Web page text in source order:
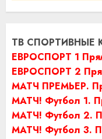
ТВ СПОРТИВНЫЕ
ЕВРОСПОРТ 1
ЕВРОСПОРТ 2
МАТЧ ПРЕМЬЕР.
МАТЧ! Футбол 1.
МАТЧ! Футбол 2.
МАТЧ! Футбол 3.